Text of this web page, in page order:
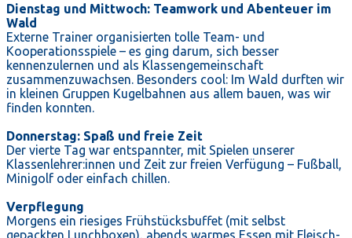
Dienstag und Mittwoch: Teamwork und Abenteuer im
Wald
Externe Trainer organisierten tolle Team- und
Kooperationsspiele – es ging darum, sich besser
kennenzulernen und als Klassengemeinschaft
zusammenzuwachsen. Besonders cool: Im Wald durften wir
in kleinen Gruppen Kugelbahnen aus allem bauen, was wir
finden konnten.
Donnerstag: Spaß und freie Zeit
Der vierte Tag war entspannter, mit Spielen unserer
Klassenlehrer:innen und Zeit zur freien Verfügung – Fußball,
Minigolf oder einfach chillen.
Verpflegung
Morgens ein riesiges Frühstücksbuffet (mit selbst
gepackten Lunchboxen), abends warmes Essen mit Fleisch-